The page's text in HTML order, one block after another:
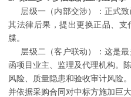
层级一（内部交涉）：正式致
其法律后果，提出更换正品、支
牒。
层级二（客户联动）：这是最
函项目业主、监理及代理机构。
风险、质量隐患和验收审计风险
并依据采购合同对中标方施加巨大